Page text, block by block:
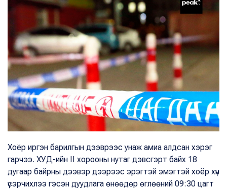
Хоёр иргэн барилгын дээврээс унаж амиа алдсан хэрэг
гарчээ. ХУД-ийн II хорооны нутаг дэвсгэрт байх 18
дугаар байрны дээвэр дээрээс эрэгтэй эмэгтэй хоёр хүн
үсэрчихлээ гэсэн дуудлага өнөөдөр өглөөний 09:30 цагт